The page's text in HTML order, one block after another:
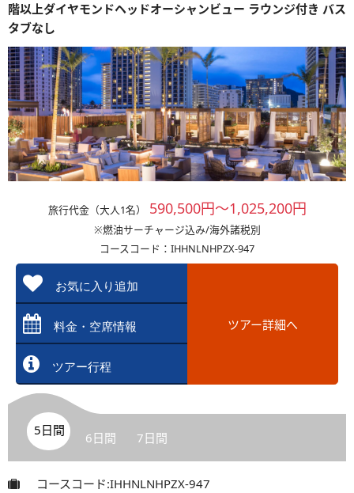
階以上ダイヤモンドヘッドオーシャンビュー ラウンジ付き バス
タブなし
旅行代金（大人1名） 590,500円～1,025,200円
※燃油サーチャージ込み/海外諸税別
コースコード：IHHNLNHPZX-947
お気に入り追加
料金・空席情報
ツアー行程
ツアー詳細へ
5日間 6日間 7日間
コースコード:IHHNLNHPZX-947